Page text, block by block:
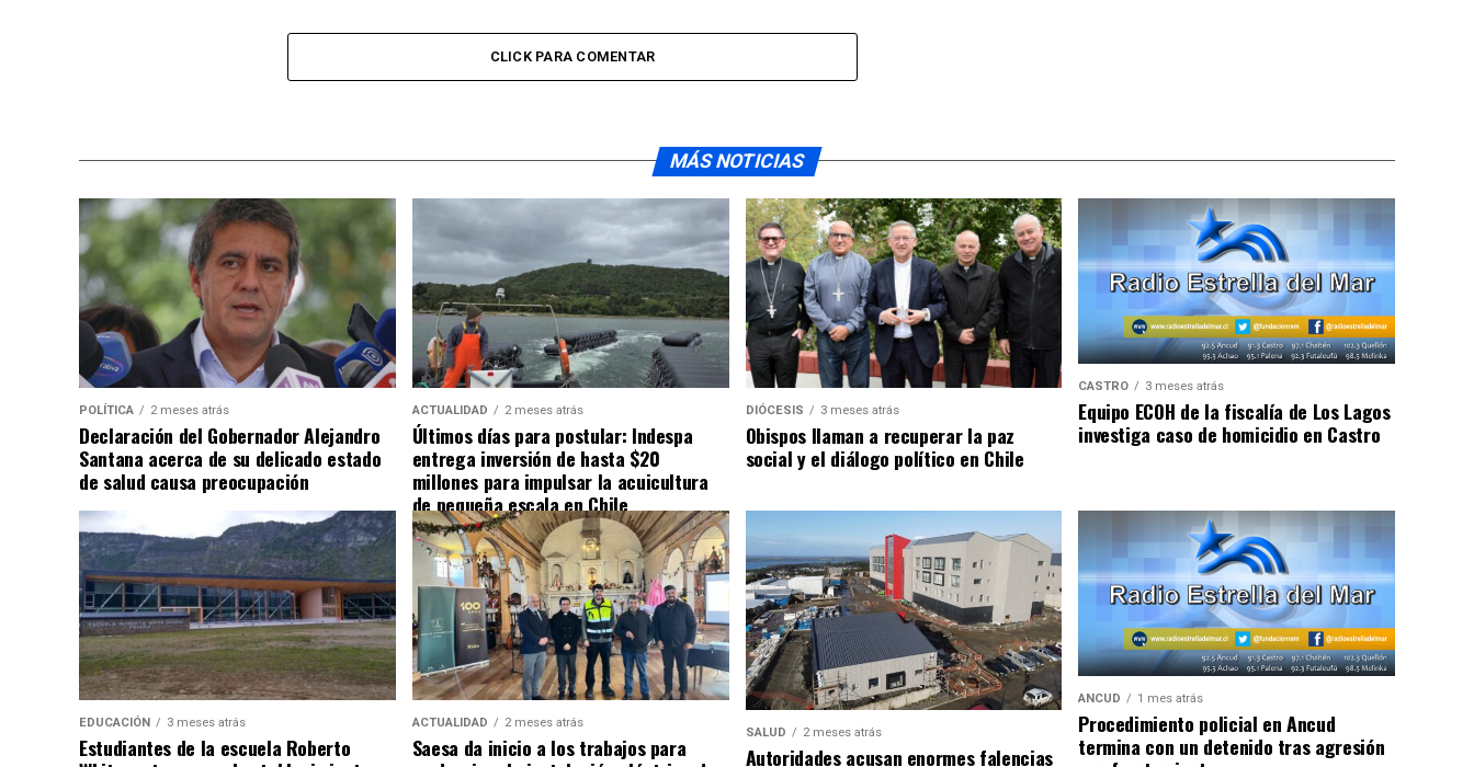
CLICK PARA COMENTAR
MÁS NOTICIAS
POLÍTICA 2 meses atrás
Declaración del Gobernador Alejandro
Santana acerca de su delicado estado
de salud causa preocupación
ACTUALIDAD 2 meses atrás
Últimos días para postular: Indespa
entrega inversión de hasta $20
millones para impulsar la acuicultura
de pequeña escala en Chile
DIÓCESIS 3 meses atrás
Obispos llaman a recuperar la paz
social y el diálogo político en Chile
CASTRO 3 meses atrás
Equipo ECOH de la fiscalía de Los Lagos
investiga caso de homicidio en Castro
EDUCACIÓN 3 meses atrás
Estudiantes de la escuela Roberto
ACTUALIDAD 2 meses atrás
Saesa da inicio a los trabajos para
SALUD 2 meses atrás
Autoridades acusan enormes falencias
ANCUD 1 mes atrás
Procedimiento policial en Ancud
termina con un detenido tras agresión